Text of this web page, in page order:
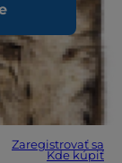
Zaregistrovať sa
Kde kúpiť